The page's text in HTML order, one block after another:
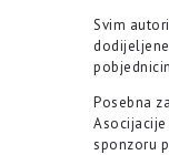
Svim
Posebna
Asocijacije
sponzoru